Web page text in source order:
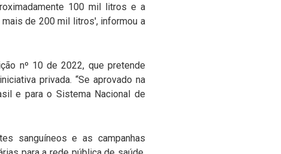
100 mil litros e a
de 200 mil litros', informou a
nº 10 de 2022, que pretende
privada. “Se aprovado na
e para o Sistema Nacional de
sanguíneos e as campanhas